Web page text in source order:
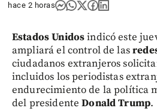
hace 2 horas
Estados Unidosindicó este
ampliará el control de las
ciudadanos extranjeros
incluidos los periodistas
endurecimiento de la política
del presidenteDonald Trump.